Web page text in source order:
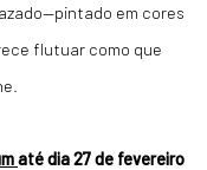
em cores
flutuar como que
até dia 27 de fevereiro